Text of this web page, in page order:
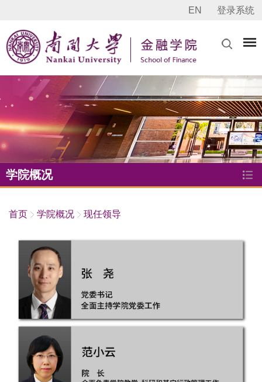
EN 登录系统
学院概况
首页 学院概况 现任领导